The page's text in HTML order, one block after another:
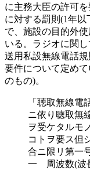
に主務大臣の許可
に対する罰則(1年
で、施設の目的外
いる。ラジオに関
送用私設無線電話
要件について定め
のもの)。
「聴取無線電
ニ依り聴取無
ヲ受ケタルモ
コトヲ要ス但
合ニ限リ第一
一 周波数(波